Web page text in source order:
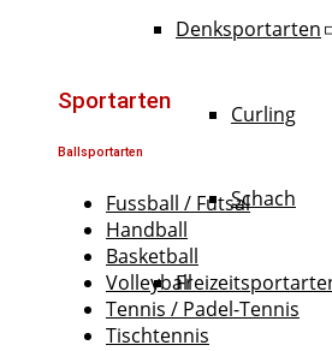
Denksportarten
Curling
Schach
Sportarten
Ballsportarten
Fussball / Futsal
Handball
Basketball
Volleyball
Tennis / Padel-Tennis
Tischtennis